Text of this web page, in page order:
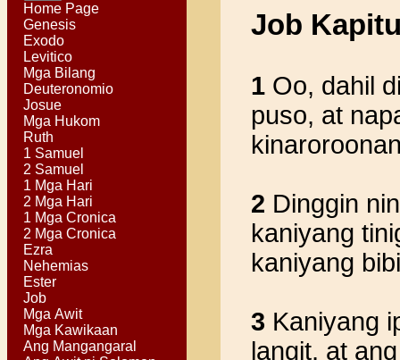
Home Page
Genesis
Exodo
Levitico
Mga Bilang
Deuteronomio
Josue
Mga Hukom
Ruth
1 Samuel
2 Samuel
1 Mga Hari
2 Mga Hari
1 Mga Cronica
2 Mga Cronica
Ezra
Nehemias
Ester
Job
Mga Awit
Mga Kawikaan
Ang Mangangaral
Job
1 Oo, dahil
puso, at
2 Dinggin
kaniyang
kaniyang
3 Kaniyang
langit, at